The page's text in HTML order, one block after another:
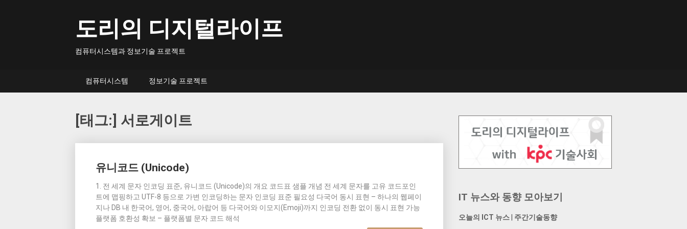
도리의 디지털라이프
컴퓨터시스템과 정보기술 프로젝트
컴퓨터시스템 정보기술 프로젝트
[태그:] 서로게이트
유니코드 (Unicode)
1. 전 세계 문자 인코딩 표준, 유니코드 (Unicode)의 개요 코드표 샘플 개념 전 세계 문자를 고유 코드포인
트에 맵핑하고 UTF-8 등으로 가변 인코딩하는 문자 인코딩 표준 필요성 다국어 동시 표현 – 하나의 웹페이
지나 DB 내 한국어, 영어, 중국어, 아랍어 등 다국어와 이모지(Emoji)까지 인코딩 전환 없이 동시 표현 가능
플랫폼 호환성 확보 – 플랫폼별 문자 코드 해석
navigation
IT 뉴스와 동향 모아보기
오늘의 ICT 뉴스 주간기술동향